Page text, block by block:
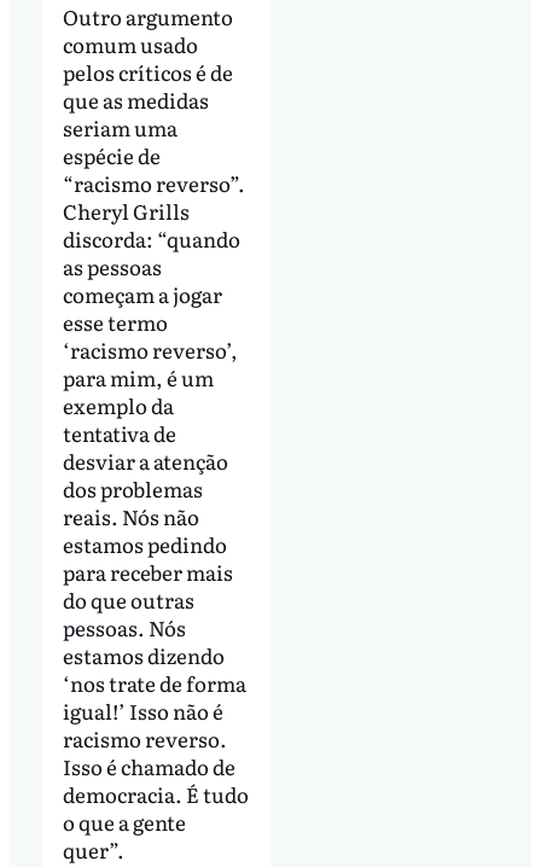
Outro argumento
comum usado
pelos críticos é de
que as medidas
seriam uma
espécie de
“racismo reverso”.
Cheryl Grills
discorda: “quando
as pessoas
começam a jogar
esse termo
‘racismo reverso’,
para mim, é um
exemplo da
tentativa de
desviar a atenção
dos problemas
reais. Nós não
estamos pedindo
para receber mais
do que outras
pessoas. Nós
estamos dizendo
‘nos trate de forma
igual!’ Isso não é
racismo reverso.
Isso é chamado de
democracia. É tudo
o que a gente
quer”.